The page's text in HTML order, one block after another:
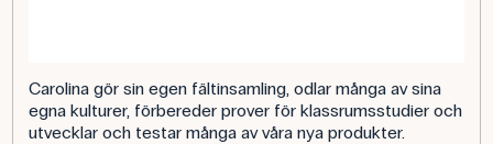
Carolina gör sin egen fältinsamling, odlar många av sina
egna kulturer, förbereder prover för klassrumsstudier och
utvecklar och testar många av våra nya produkter.